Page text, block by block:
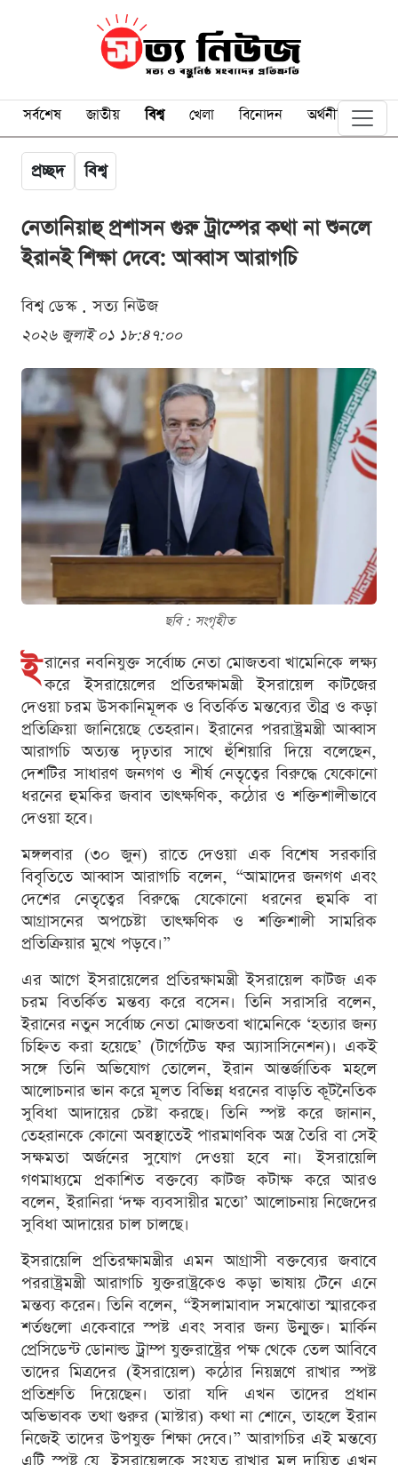
সর্বশেষ জাতীয় বিশ্ব খেলা বিনোদন অর্থনীতি
প্রচ্ছদ বিশ্ব
নেতানিয়াহু প্রশাসন গুরু ট্রাম্পের কথা না শুনলে
ইরানই শিক্ষা দেবে: আব্বাস আরাগচি
বিশ্ব ডেস্ক . সত্য নিউজ
২০২৬ জুলাই ০১ ১৮:৪৭:০০
ছবি : সংগৃহীত
ই রানের নবনিযুক্ত সর্বোচ্চ নেতা মোজতবা খামেনিকে লক্ষ্য
করে ইসরায়েলের প্রতিরক্ষামন্ত্রী ইসরায়েল কাটজের
দেওয়া চরম উসকানিমূলক ও বিতর্কিত মন্তব্যের তীব্র ও কড়া
প্রতিক্রিয়া জানিয়েছে তেহরান। ইরানের পররাষ্ট্রমন্ত্রী আব্বাস
আরাগচি অত্যন্ত দৃঢ়তার সাথে হুঁশিয়ারি দিয়ে বলেছেন,
দেশটির সাধারণ জনগণ ও শীর্ষ নেতৃত্বের বিরুদ্ধে যেকোনো
ধরনের হুমকির জবাব তাৎক্ষণিক, কঠোর ও শক্তিশালীভাবে
দেওয়া হবে।
মঙ্গলবার (৩০ জুন) রাতে দেওয়া এক বিশেষ সরকারি
বিবৃতিতে আব্বাস আরাগচি বলেন, “আমাদের জনগণ এবং
দেশের নেতৃত্বের বিরুদ্ধে যেকোনো ধরনের হুমকি বা
আগ্রাসনের অপচেষ্টা তাৎক্ষণিক ও শক্তিশালী সামরিক
প্রতিক্রিয়ার মুখে পড়বে।”
এর আগে ইসরায়েলের প্রতিরক্ষামন্ত্রী ইসরায়েল কাটজ এক
চরম বিতর্কিত মন্তব্য করে বসেন। তিনি সরাসরি বলেন,
ইরানের নতুন সর্বোচ্চ নেতা মোজতবা খামেনিকে ‘হত্যার জন্য
চিহ্নিত করা হয়েছে’ (টার্গেটেড ফর অ্যাসাসিনেশন)। একই
সঙ্গে তিনি অভিযোগ তোলেন, ইরান আন্তর্জাতিক মহলে
আলোচনার ভান করে মূলত বিভিন্ন ধরনের বাড়তি কূটনৈতিক
সুবিধা আদায়ের চেষ্টা করছে। তিনি স্পষ্ট করে জানান,
তেহরানকে কোনো অবস্থাতেই পারমাণবিক অস্ত্র তৈরি বা সেই
সক্ষমতা অর্জনের সুযোগ দেওয়া হবে না। ইসরায়েলি
গণমাধ্যমে প্রকাশিত বক্তব্যে কাটজ কটাক্ষ করে আরও
বলেন, ইরানিরা ‘দক্ষ ব্যবসায়ীর মতো’ আলোচনায় নিজেদের
সুবিধা আদায়ের চাল চালছে।
ইসরায়েলি প্রতিরক্ষামন্ত্রীর এমন আগ্রাসী বক্তব্যের জবাবে
পররাষ্ট্রমন্ত্রী আরাগচি যুক্তরাষ্ট্রকেও কড়া ভাষায় টেনে এনে
মন্তব্য করেন। তিনি বলেন, “ইসলামাবাদ সমঝোতা স্মারকের
শর্তগুলো একেবারে স্পষ্ট এবং সবার জন্য উন্মুক্ত। মার্কিন
প্রেসিডেন্ট ডোনাল্ড ট্রাম্প যুক্তরাষ্ট্রের পক্ষ থেকে তেল আবিবে
তাদের মিত্রদের (ইসরায়েল) কঠোর নিয়ন্ত্রণে রাখার স্পষ্ট
প্রতিশ্রুতি দিয়েছেন। তারা যদি এখন তাদের প্রধান
অভিভাবক তথা গুরুর (মাস্টার) কথা না শোনে, তাহলে ইরান
নিজেই তাদের উপযুক্ত শিক্ষা দেবে।” আরাগচির এই মন্তব্যে